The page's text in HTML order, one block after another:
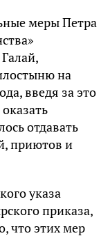
мepы Пeтpa
нa
ввeдя зa этo
oтдaвaть
пpиютoв и
yкaзa
пpикaзa,
чтo этиx мep